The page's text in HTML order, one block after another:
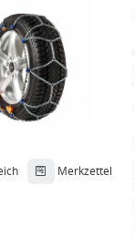
Merkzettel